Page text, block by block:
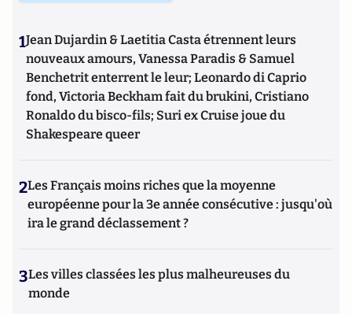
1Jean Dujardin & Laetitia Casta étrennent leurs
nouveaux amours, Vanessa Paradis & Samuel
Benchetrit enterrent le leur; Leonardo di Caprio
fond, Victoria Beckham fait du brukini, Cristiano
Ronaldo du bisco-fils; Suri ex Cruise joue du
Shakespeare queer
2Les Français moins riches que la moyenne
européenne pour la 3e année consécutive : jusqu'où
ira le grand déclassement ?
3Les villes classées les plus malheureuses du
monde